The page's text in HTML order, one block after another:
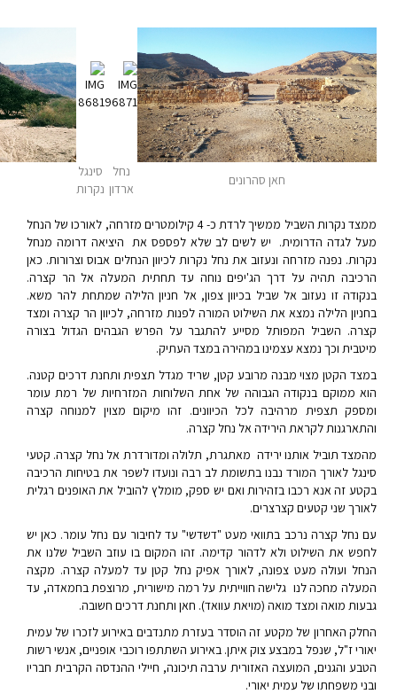
חאן סהרונים
נחל
ארדון
סינגל
נקרות
ממצד נקרות השביל ממשיך לרדת כ- 4 קילומטרים מזרחה, לאורכו של הנחל
מעל לגדה הדרומית. יש לשים לב שלא לפספס את היציאה דרומה מנחל
נקרות. נפנה מזרחה ונעזוב את נחל נקרות לכיוון הנחלים אבוס וצרורות. כאן
הרכיבה תהיה על דרך הג'יפים נוחה עד תחתית המעלה אל הר קצרה.
בנקודה זו נעזוב אל שביל בכיוון צפון, אל חניון הלילה שמתחת להר משא.
בחניון הלילה נמצא את השילוט המורה לפנות מזרחה, לכיוון הר קצרה ומצד
קצרה. השביל המפותל מסייע להתגבר על הפרש הגבהים הגדול בצורה
מיטבית וכך נמצא עצמינו במהירה במצד העתיק.
במצד הקטן מצוי מבנה מרובע קטן, שריד מגדל תצפית ותחנת דרכים קטנה.
הוא ממוקם בנקודה הגבוהה של אחת השלוחות המזרחיות של רמת עומר
ומספק תצפית מרהיבה לכל הכיוונים. זהו מיקום מצוין למנוחה קצרה
והתארגנות לקראת הירידה אל נחל קצרה.
מהמצד תוביל אותנו ירידה מאתגרת, תלולה ומדורדרת אל נחל קצרה. קטעי
סינגל לאורך המורד נבנו בתשומת לב רבה ונועדו לשפר את בטיחות הרכיבה
בקטע זה אנא רכבו בזהירות ואם יש ספק, מומלץ להוביל את האופנים רגלית
לאורך שני קטעים קצרצרים.
עם נחל קצרה נרכב בתוואי מעט "דשדשי" עד לחיבור עם נחל עומר. כאן יש
לחפש את השילוט ולא לדהור קדימה. זהו המקום בו עוזב השביל שלנו את
הנחל ועולה מעט צפונה, לאורך אפיק נחל קטן עד למעלה קצרה. מקצה
המעלה מחכה לנו גלישה חווייתית על רמה מישורית, מרוצפת בחמאדה, עד
גבעות מואה ומצד מואה (מויאת עוואד). חאן ותחנת דרכים חשובה.
החלק האחרון של מקטע זה הוסדר בעזרת מתנדבים באירוע לזכרו של עמית
יאורי ז"ל, שנפל במבצע צוק איתן. באירוע השתתפו רוכבי אופניים, אנשי רשות
הטבע והגנים, המועצה האזורית ערבה תיכונה, חיילי ההנדסה הקרבית חבריו
ובני משפחתו של עמית יאורי.